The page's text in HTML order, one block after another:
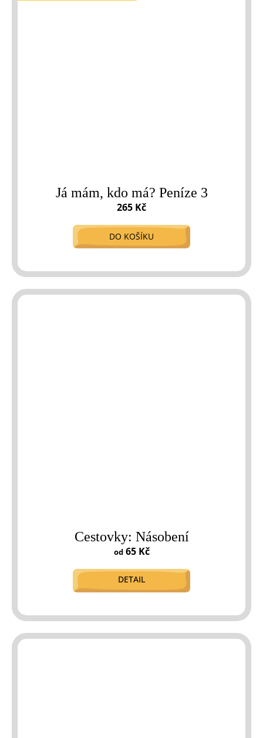
Já mám, kdo má? Peníze 3
265 Kč
DO KOŠÍKU
Cestovky: Násobení
od65 Kč
DETAIL